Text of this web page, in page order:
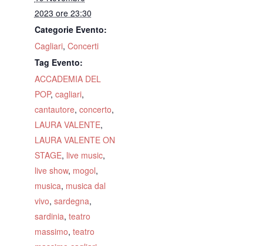
2023 ore 23:30
Categorie Evento:
Cagliari, Concerti
Tag Evento:
ACCADEMIA DEL
POP, cagliari,
cantautore, concerto,
LAURA VALENTE,
LAURA VALENTE ON
STAGE, live music,
live show, mogol,
musica, musica dal
vivo, sardegna,
sardinia, teatro
massimo, teatro